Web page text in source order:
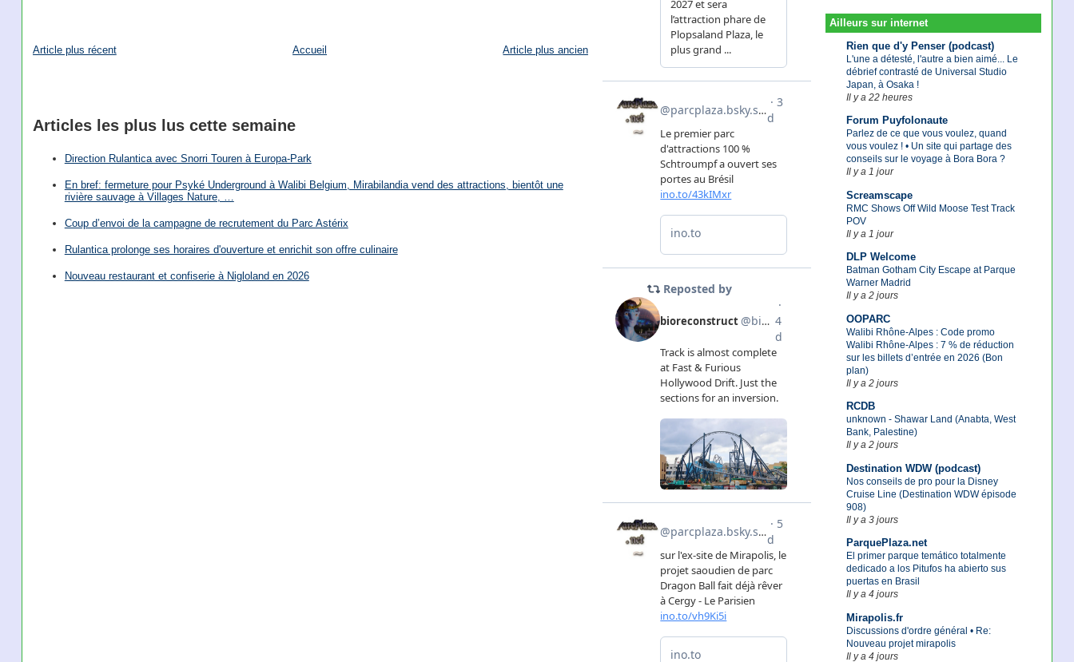
Ailleurs sur internet
Rien que d'y Penser (podcast)
L'une a détesté, l'autre a bien aimé... Le
débrief contrasté de Universal Studio
Japan, à Osaka !
Il y a 22 heures
Forum Puyfolonaute
Parlez de ce que vous voulez, quand
vous voulez ! • Un site qui partage des
conseils sur le voyage à Bora Bora ?
Il y a 1 jour
Screamscape
RMC Shows Off Wild Moose Test Track
POV
Il y a 1 jour
DLP Welcome
Batman Gotham City Escape at Parque
Warner Madrid
Il y a 2 jours
OOPARC
Walibi Rhône-Alpes : Code promo
Walibi Rhône-Alpes : 7 % de réduction
sur les billets d’entrée en 2026 (Bon
plan)
Il y a 2 jours
RCDB
unknown - Shawar Land (Anabta, West
Bank, Palestine)
Il y a 2 jours
Destination WDW (podcast)
Nos conseils de pro pour la Disney
Cruise Line (Destination WDW épisode
908)
Il y a 3 jours
ParquePlaza.net
El primer parque temático totalmente
dedicado a los Pitufos ha abierto sus
puertas en Brasil
Il y a 4 jours
Mirapolis.fr
Discussions d'ordre général • Re:
Nouveau projet mirapolis
Il y a 4 jours
Article plus récent Article plus ancien
Accueil
Articles les plus lus cette semaine
Direction Rulantica avec Snorri Touren à Europa-Park
En bref: fermeture pour Psyké Underground à Walibi Belgium, Mirabilandia vend des attractions, bientôt une
rivière sauvage à Villages Nature, …
Coup d’envoi de la campagne de recrutement du Parc Astérix
Rulantica prolonge ses horaires d'ouverture et enrichit son offre culinaire
Nouveau restaurant et confiserie à Nigloland en 2026